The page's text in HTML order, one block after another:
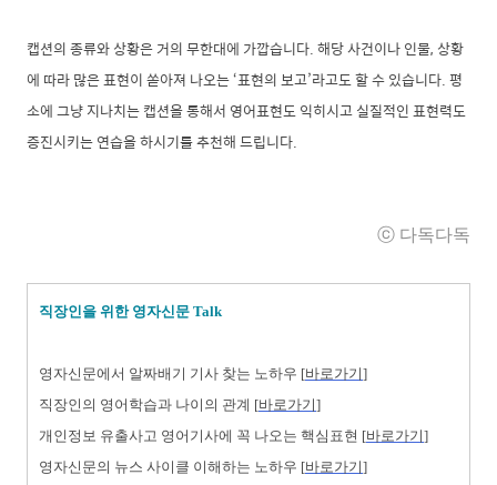
캡션의 종류와 상황은 거의 무한대에 가깝습니다. 해당 사건이나 인물, 상황
에 따라 많은 표현이 쏟아져 나오는 ‘표현의 보고’라고도 할 수 있습니다. 평
소에 그냥 지나치는 캡션을 통해서 영어표현도 익히시고 실질적인 표현력도
증진시키는 연습을 하시기를 추천해 드립니다.
ⓒ 다독다독
직장인을 위한 영자신문 Talk
영자신문에서 알짜배기 기사 찾는 노하우 [바로가기]
직장인의 영어학습과 나이의 관계 [바로가기]
개인정보 유출사고 영어기사에 꼭 나오는 핵심표현 [바로가기]
영자신문의 뉴스 사이클 이해하는 노하우 [바로가기]